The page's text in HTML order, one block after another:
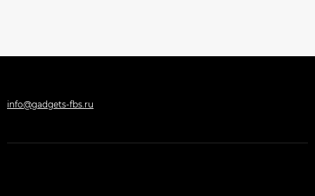
info@gadgets-fbs.ru